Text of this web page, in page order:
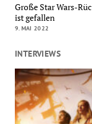
Große Star Wars-
ist gefallen
9. MAI 2022
INTERVIEWS